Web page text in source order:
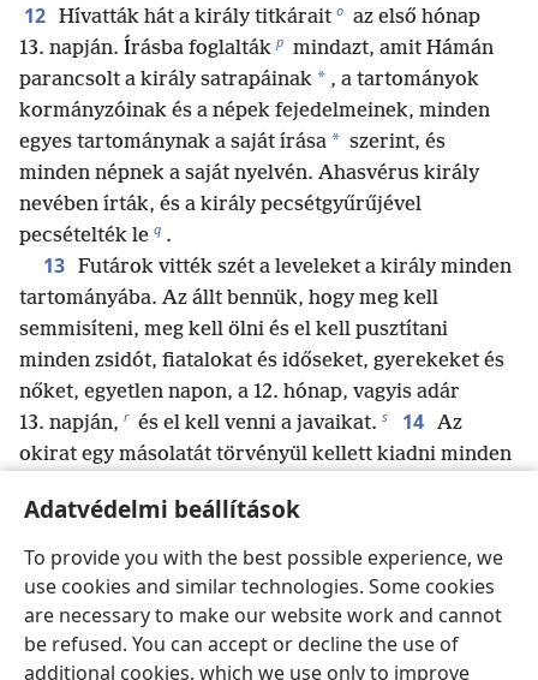
Adatvédelmi beállítások
To provide you with the best possible experience, we
use cookies and similar technologies. Some cookies
are necessary to make our website work and cannot
be refused. You can accept or decline the use of
additional cookies, which we use only to improve
12 Hívatták hát a király titkárait o az első hónap
13. napján. Írásba foglalták p mindazt, amit Hámán
parancsolt a király satrapáinak * , a tartományok
kormányzóinak és a népek fejedelmeinek, minden
egyes tartománynak a saját írása * szerint, és
minden népnek a saját nyelvén. Ahasvérus király
nevében írták, és a király pecsétgyűrűjével
pecsételték le q .
13 Futárok vitték szét a leveleket a király minden
tartományába. Az állt bennük, hogy meg kell
semmisíteni, meg kell ölni és el kell pusztítani
minden zsidót, fiatalokat és időseket, gyerekeket és
nőket, egyetlen napon, a 12. hónap, vagyis adár
13. napján, r és el kell venni a javaikat. s 14 Az
okirat egy másolatát törvényül kellett kiadni minden
hogy készen álljanak arra a napra.
király utasítására gyorsan útnak indultak.
A törvényt egyébként Susán * fellegvárában *
hozták. A király meg Hámán akkor leültek inni, ám
Susán *városában zűrzavar uralkodott.